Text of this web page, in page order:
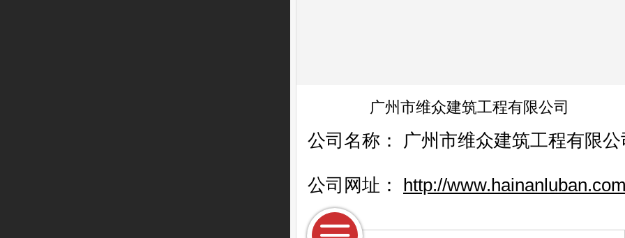
广州市维众建筑工程有限公司
公司名称： 广州市维众建筑工程有限公
公司网址： http://